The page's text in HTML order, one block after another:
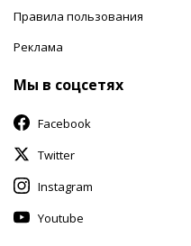
Правила пользования
Реклама
Мы в соцсетях
Facebook
Twitter
Instagram
Youtube